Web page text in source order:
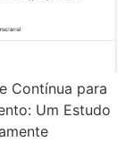
Contínua para
Um Estudo